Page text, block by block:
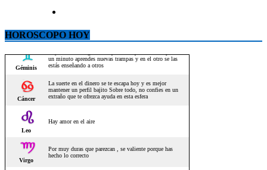
HOROSCOPO HOY